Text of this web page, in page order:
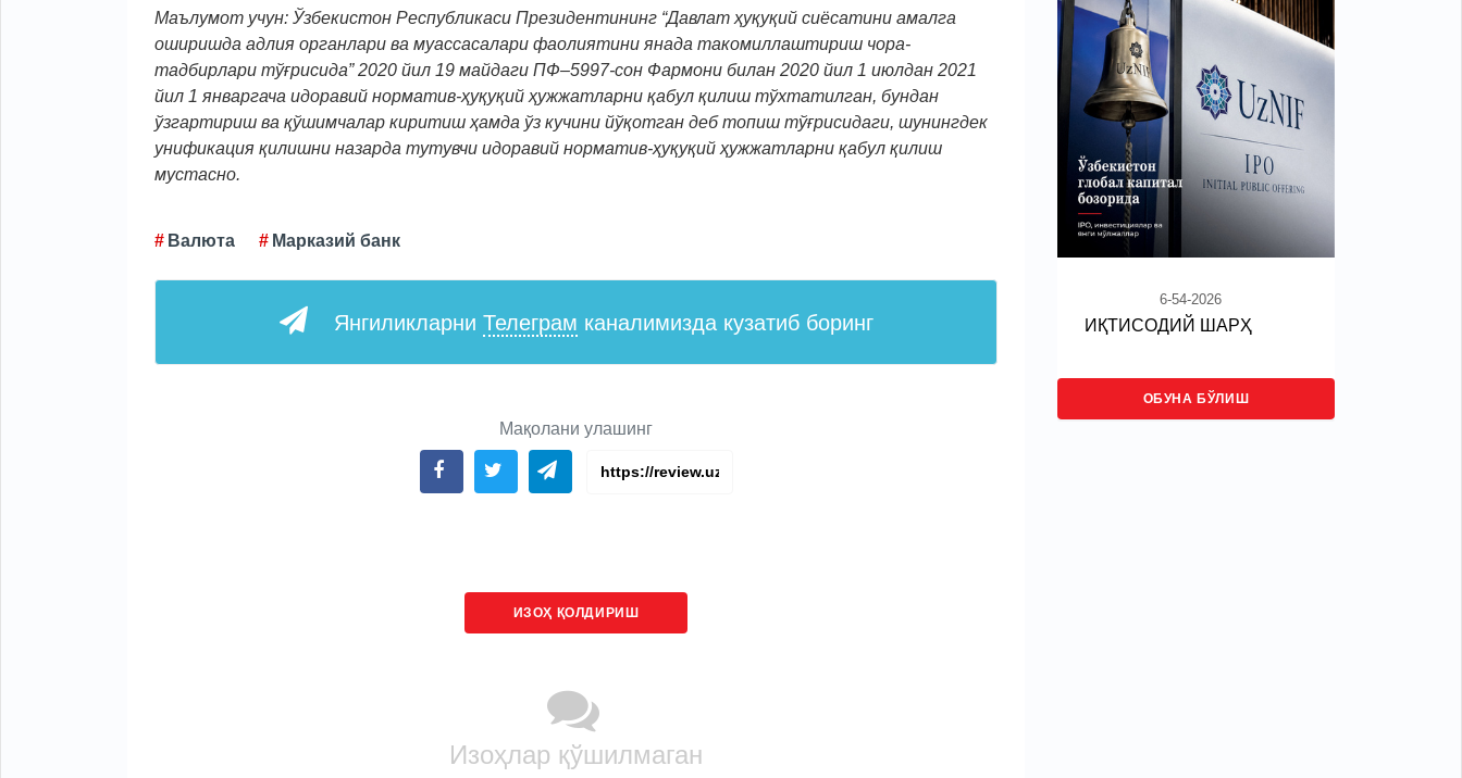
Маълумот учун: Ўзбекистон Республикаси Президентининг “Давлат ҳуқуқий сиёсатини амалга
оширишда адлия органлари ва муассасалари фаолиятини янада такомиллаштириш чора-
тадбирлари тўғрисида” 2020 йил 19 майдаги ПФ–5997-сон Фармони билан 2020 йил 1 июлдан 2021
йил 1 январгача идоравий норматив-ҳуқуқий ҳужжатларни қабул қилиш тўхтатилган, бундан
ўзгартириш ва қўшимчалар киритиш ҳамда ўз кучини йўқотган деб топиш тўғрисидаги, шунингдек
унификация қилишни назарда тутувчи идоравий норматив-ҳуқуқий ҳужжатларни қабул қилиш
мустасно.
Валюта Марказий банк
Янгиликларни Телеграм каналимизда кузатиб боринг
Мақолани улашинг
ИЗОҲ ҚОЛДИРИШ
Изоҳлар қўшилмаган
6-54-2026
ИҚТИСОДИЙ ШАРҲ
ОБУНА БЎЛИШ